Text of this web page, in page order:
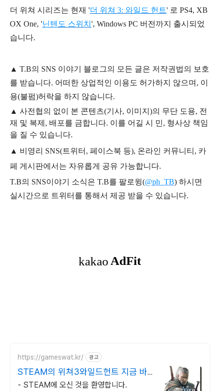
더 위쳐 시리즈는 현재 '더 위쳐 3: 와일드 헌트' 로 PS4, XB
OX One, '닌텐도 스위치 ', Windows PC 버전까지 출시되었
습니다.
▲ T.B의 SNS 이야기 블 로그의 모든 글은 저작권법의 보호
를 받습니다. 어떠한 상업적인 이용도 허가하지 않으며, 이
용(불펌)허락을 하지 않습니다.
▲ 사전협의 없이 본 콘텐츠(기사, 이미지)의 무단 도용, 전
재 및 복제, 배포를 금합니다. 이를 어길 시 민, 형사상 책임
을 질 수 있습니다.
▲ 비영리 SNS(트위터, 페이스북 등), 온라인 커뮤니티, 카
페 게시판에서는 자유롭게 공유 가능합니다.
T.B의 SNS이야기 소식은 T.B를 팔로윙(@ph_TB) 하시면
실시간으로 트위터를 통해서 제공 받을 수 있습니다.
https://gameswat.kr/ 광고
STEAM의 위쳐3와일드헌트 지금 바
로 구매하기
- STEAM에 오신 것을 환영합니다.